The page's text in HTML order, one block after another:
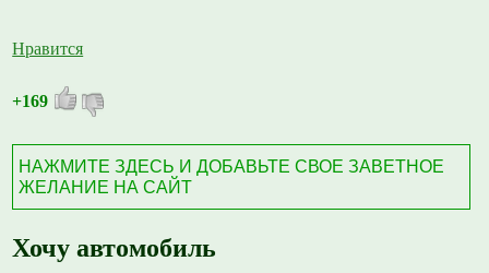
Нравится
+169
НАЖМИТЕ ЗДЕСЬ И ДОБАВЬТЕ СВОЕ ЗАВЕТНОЕ
ЖЕЛАНИЕ НА САЙТ
Хочу автомобиль